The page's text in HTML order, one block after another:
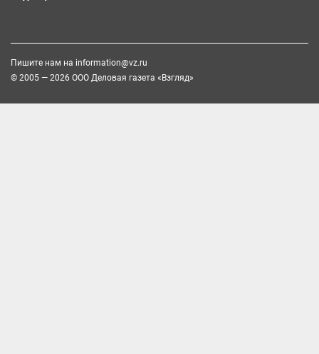
Пишите нам на information@vz.ru
© 2005 — 2026 ООО Деловая газета «Взгляд»